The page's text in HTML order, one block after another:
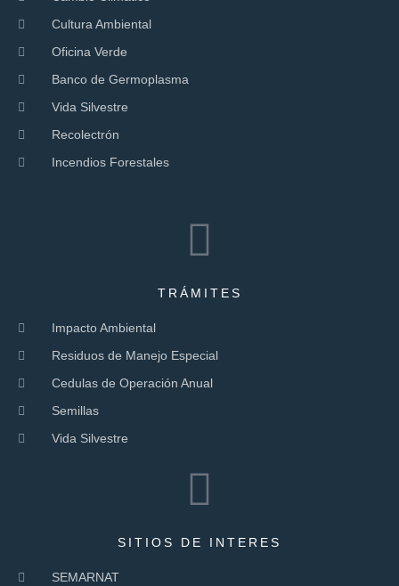
Cultura Ambiental
Oficina Verde
Banco de Germoplasma
Vida Silvestre
Recolectrón
Incendios Forestales
TRÁMITES
Impacto Ambiental
Residuos de Manejo Especial
Cedulas de Operación Anual
Semillas
Vida Silvestre
SITIOS DE INTERES
SEMARNAT